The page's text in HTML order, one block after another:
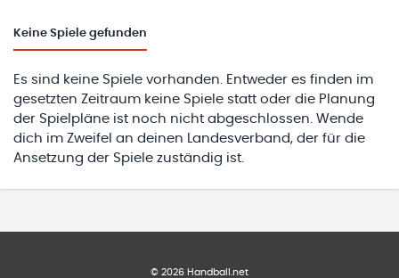
Keine Spiele gefunden
Es sind keine Spiele vorhanden. Entweder es finden im
gesetzten Zeitraum keine Spiele statt oder die Planung
der Spielpläne ist noch nicht abgeschlossen. Wende
dich im Zweifel an deinen Landesverband, der für die
Ansetzung der Spiele zuständig ist.
© 2026 Handball.net